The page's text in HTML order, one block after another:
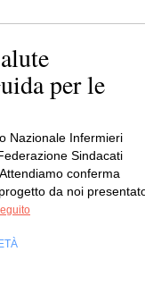
per le
Nazionale Infermieri
Sindacati
conferma
da noi